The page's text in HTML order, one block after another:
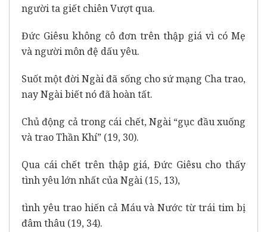
người ta giết chiên Vượt qua.
Đức Giêsu không cô đơn trên thập giá vì có Mẹ
và người môn đệ dấu yêu.
Suốt một đời Ngài đã sống cho sứ mạng Cha trao,
nay Ngài biết nó đã hoàn tất.
Chủ động cả trong cái chết, Ngài “gục đầu xuống
và trao Thần Khí” (19, 30).
Qua cái chết trên thập giá, Đức Giêsu cho thấy
tình yêu lớn nhất của Ngài (15, 13),
tình yêu trao hiến cả Máu và Nước từ trái tim bị
đâm thâu (19, 34).